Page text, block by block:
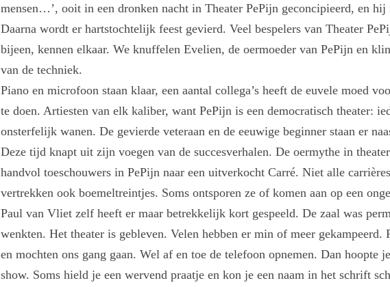
mensen…’, ooit in een dronken nacht in Theater PePijn geconcipieerd, en
Daarna wordt er hartstochtelijk feest gevierd. Veel bespelers van Theater
bijeen, kennen elkaar. We knuffelen Evelien, de oermoeder van PePijn en
van de techniek.
Piano en microfoon staan klaar, een aantal collega’s heeft de euvele moed
te doen. Artiesten van elk kaliber, want PePijn is een democratisch theater:
onsterfelijk wanen. De gevierde veteraan en de eeuwige beginner staan er
Deze tijd knapt uit zijn voegen van de succesverhalen. De oermythe in
handvol toeschouwers in PePijn naar een uitverkocht Carré. Niet alle
vertrekken ook boemeltreintjes. Soms ontsporen ze of komen aan op een
Paul van Vliet zelf heeft er maar betrekkelijk kort gespeeld. De zaal was
wenkten. Het theater is gebleven. Velen hebben er min of meer
en mochten ons gang gaan. Wel af en toe de telefoon opnemen. Dan hoopte
show. Soms hield je een wervend praatje en kon je een naam in het schrift